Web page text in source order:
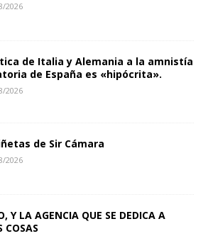
2026
de Italia y Alemania a la amnistía
de España es «hipócrita».
2026
de Sir Cámara
2026
Y LA AGENCIA QUE SE DEDICA A
COSAS